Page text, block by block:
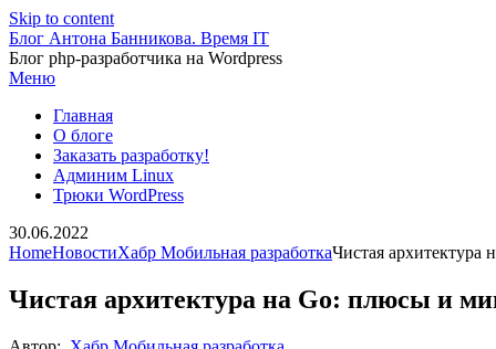
Skip to content
Блог Антона Банникова. Время IT
Блог php-разработчика на Wordpress
Меню
Главная
О блоге
Заказать разработку!
Админим Linux
Трюки WordPress
30.06.2022
HomeНовостиХабр Мобильная разработкаЧистая
Чистая архитектура на Go: плюсы и